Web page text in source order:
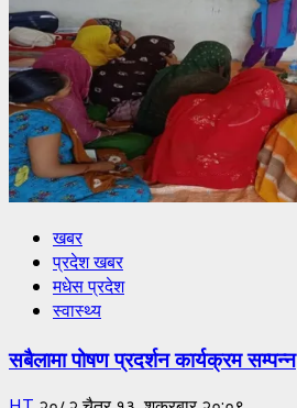
खबर
प्रदेश खबर
मधेस प्रदेश
स्वास्थ्य
सबैलामा पोषण प्रदर्शन कार्यक्रम सम्पन्न